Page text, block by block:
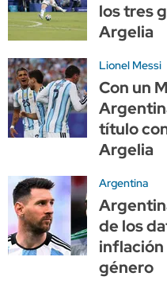
los tres
Argelia
Lionel Messi
Con un
título
Argelia
Argentina
de los
inflación
género